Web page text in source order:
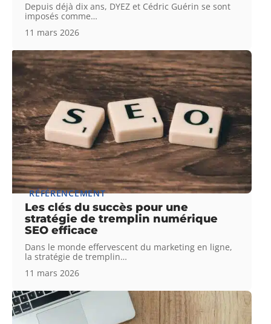
Depuis déjà dix ans, DYEZ et Cédric Guérin se sont
imposés comme…
11 mars 2026
RÉFÉRENCEMENT
Les clés du succès pour une
stratégie de tremplin numérique
SEO efficace
Dans le monde effervescent du marketing en ligne,
la stratégie de tremplin…
11 mars 2026